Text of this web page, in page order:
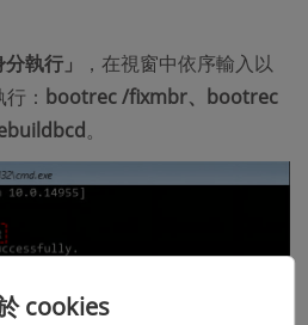
執行」
，在視窗中依序輸入以
： bootrec /fixmbr、bootrec
。
cookies